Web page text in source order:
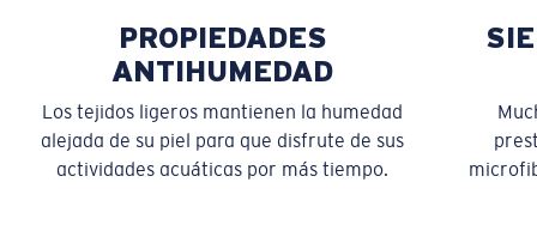
PROPIEDADES
ANTIHUMEDAD
Los tejidos ligeros mantienen la humedad
alejada de su piel para que disfrute de sus
actividades acuáticas por más tiempo.